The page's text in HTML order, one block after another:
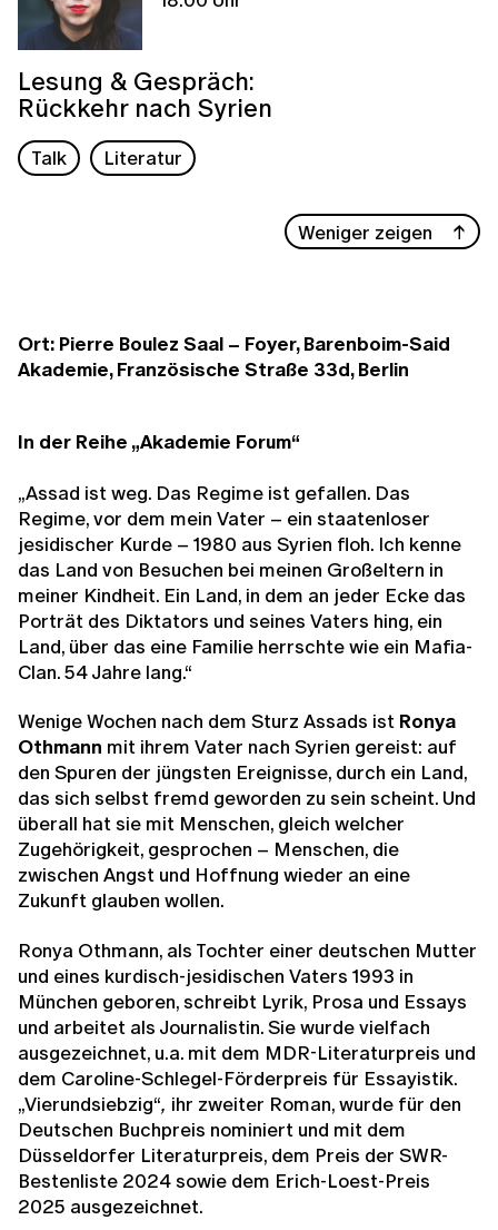
Lesung & Gespräch:
Rückkehr nach Syrien
Talk Literatur
Weniger zeigen
Ort: Pierre Boulez Saal – Foyer, Barenboim-Said
Akademie, Französische Straße 33d, Berlin
In der Reihe „Akademie Forum“
„Assad ist weg. Das Regime ist gefallen. Das
Regime, vor dem mein Vater – ein staatenloser
jesidischer Kurde – 1980 aus Syrien floh. Ich kenne
das Land von Besuchen bei meinen Großeltern in
meiner Kindheit. Ein Land, in dem an jeder Ecke das
Porträt des Diktators und seines Vaters hing, ein
Land, über das eine Familie herrschte wie ein Mafia-
Clan. 54 Jahre lang.“
Wenige Wochen nach dem Sturz Assads ist Ronya
Othmann mit ihrem Vater nach Syrien gereist: auf
den Spuren der jüngsten Ereignisse, durch ein Land,
das sich selbst fremd geworden zu sein scheint. Und
überall hat sie mit Menschen, gleich welcher
Zugehörigkeit, gesprochen – Menschen, die
zwischen Angst und Hoffnung wieder an eine
Zukunft glauben wollen.
Ronya Othmann, als Tochter einer deutschen Mutter
und eines kurdisch-jesidischen Vaters 1993 in
München geboren, schreibt Lyrik, Prosa und Essays
und arbeitet als Journalistin. Sie wurde vielfach
ausgezeichnet, u.a. mit dem MDR-Literaturpreis und
dem Caroline-Schlegel-Förderpreis für Essayistik.
„Vierundsiebzig“, ihr zweiter Roman, wurde für den
Deutschen Buchpreis nominiert und mit dem
Düsseldorfer Literaturpreis, dem Preis der SWR-
Bestenliste 2024 sowie dem Erich-Loest-Preis
2025 ausgezeichnet.